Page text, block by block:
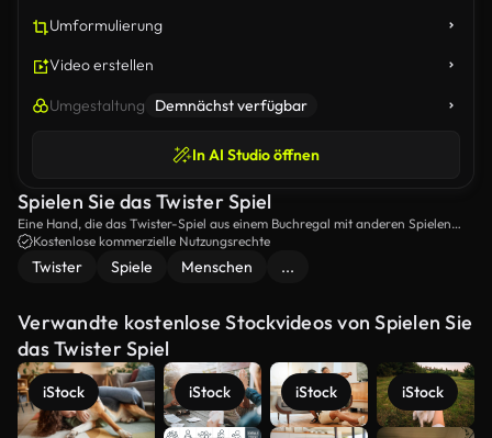
Umformulierung
Video erstellen
Umgestaltung Demnächst verfügbar
In AI Studio öffnen
Spielen Sie das Twister Spiel
Eine Hand, die das Twister-Spiel aus einem Buchregal mit anderen Spielen
holt.Kostenlose kommerzielle Nutzungsrechte
Twister Spiele Menschen ...
Verwandte kostenlose Stockvideos von Spielen Sie
das Twister Spiel
iStock iStock iStock iStock